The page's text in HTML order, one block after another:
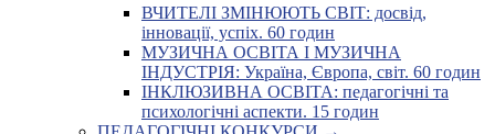
ВЧИТЕЛІ ЗМІНЮЮТЬ СВІТ: досвід,
інновації, успіх. 60 годин
МУЗИЧНА ОСВІТА І МУЗИЧНА
ІНДУСТРІЯ: Україна, Європа, світ. 60 годин
ІНКЛЮЗИВНА ОСВІТА: педагогічні та
психологічні аспекти. 15 годин